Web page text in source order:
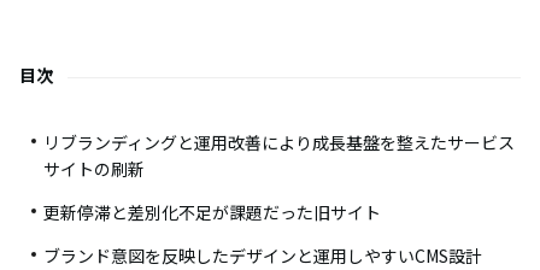
目次
リブランディングと運用改善により成長基盤を整えたサービス
サイトの刷新
更新停滞と差別化不足が課題だった旧サイト
ブランド意図を反映したデザインと運用しやすいCMS設計